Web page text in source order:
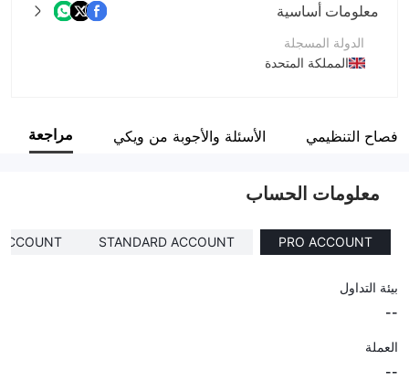
معلومات أساسية
الدولة المسجلة
المملكة المتحدة
اسم الشركة
الإفصاح التنظيمي الأسئلة والأجوبة من ويكي مراجعة
معلومات الحساب
PRO ACCOUNT
STANDARD ACCOUNT
بيئة التداول
--
العملة
--